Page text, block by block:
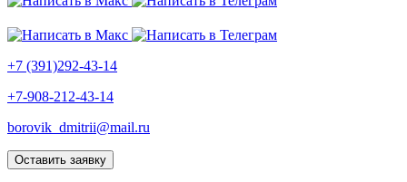
+7 (391)292-43-14
+7-908-212-43-14
borovik_dmitrii@mail.ru
Оставить заявку